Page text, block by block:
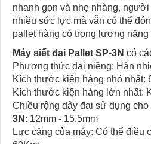
nhanh gọn và nhẹ nhàng,
nhiều sức lực mà vẫn có thể
pallet hàng có trọng lượng
Máy siết đai Pallet SP-3N có
Phương thức đai niềng: Hàn
Kích thước kiện hàng nhỏ nhất:
Kích thước kiện hàng lớn nhất:
Chiều rộng dây đai sử dụng cho
3N : 12mm - 15.5mm
Lực căng của máy: Có thể điều